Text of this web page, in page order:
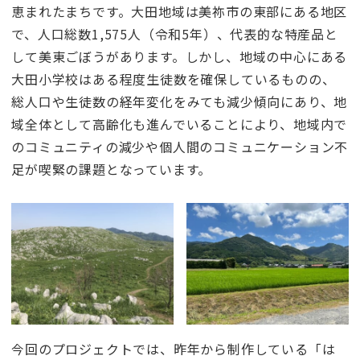
恵まれたまちです。大田地域は美祢市の東部にある地区
で、人口総数1,575人（令和5年）、代表的な特産品と
して美東ごぼうがあります。しかし、地域の中心にある
大田小学校はある程度生徒数を確保しているものの、
総人口や生徒数の経年変化をみても減少傾向にあり、地
域全体として高齢化も進んでいることにより、地域内で
のコミュニティの減少や個人間のコミュニケーション不
足が喫緊の課題となっています。
今回のプロジェクトでは、昨年から制作している「は